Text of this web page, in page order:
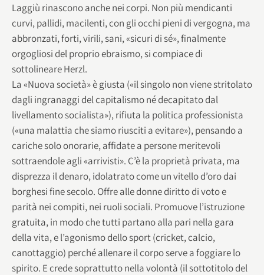
Laggiù rinascono anche nei corpi. Non più mendicanti
curvi, pallidi, macilenti, con gli occhi pieni di vergogna, ma
abbronzati, forti, virili, sani, «sicuri di sé», finalmente
orgogliosi del proprio ebraismo, si compiace di
sottolineare Herzl.
La «Nuova società» è giusta («il singolo non viene stritolato
dagli ingranaggi del capitalismo né decapitato dal
livellamento socialista»), rifiuta la politica professionista
(«una malattia che siamo riusciti a evitare»), pensando a
cariche solo onorarie, affidate a persone meritevoli
sottraendole agli «arrivisti». C’è la proprietà privata, ma
disprezza il denaro, idolatrato come un vitello d’oro dai
borghesi fine secolo. Offre alle donne diritto di voto e
parità nei compiti, nei ruoli sociali. Promuove l’istruzione
gratuita, in modo che tutti partano alla pari nella gara
della vita, e l’agonismo dello sport (cricket, calcio,
canottaggio) perché allenare il corpo serve a foggiare lo
spirito. E crede soprattutto nella volontà (il sottotitolo del